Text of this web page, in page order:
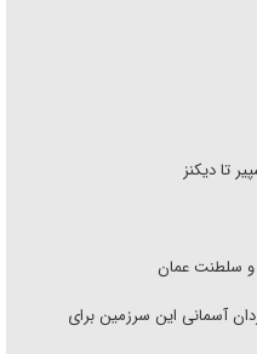
تا دیکنز
و سلطنت عمان
آسمانی این سرزمین برای